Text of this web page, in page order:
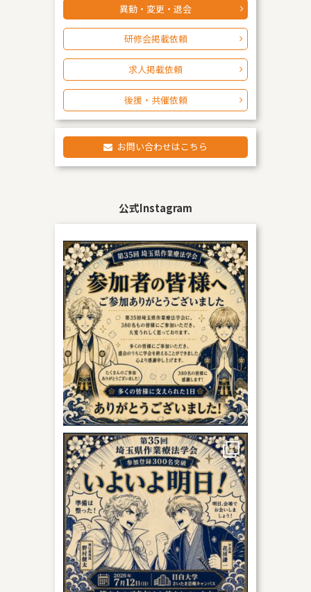
異動・変更・退会
研修会掲載依頼
求人掲載依頼
後援・共催依頼
お問い合わせはこちら
公式Instagram